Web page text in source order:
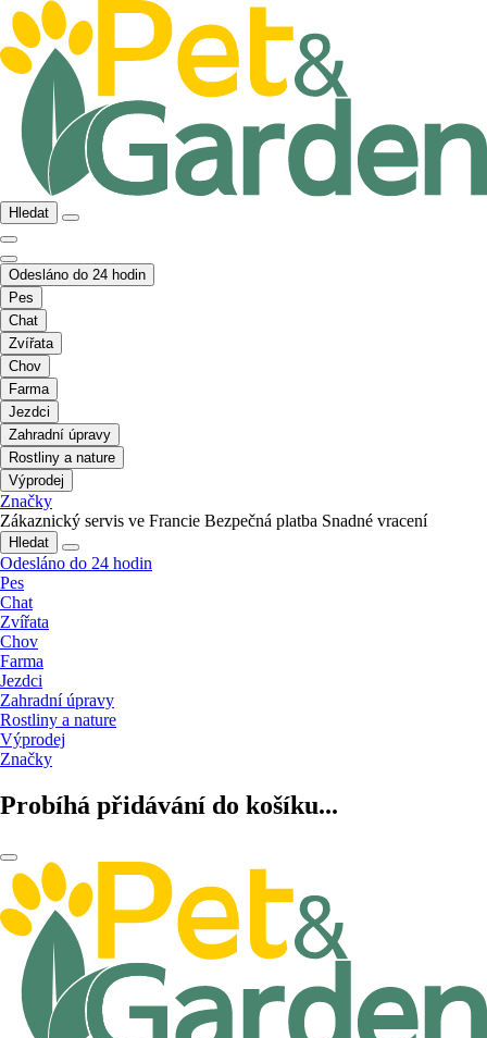
Hledat
Odesláno do 24 hodin
Pes
Chat
Zvířata
Chov
Farma
Jezdci
Zahradní úpravy
Rostliny a nature
Výprodej
Značky
Zákaznický servis ve Francie Bezpečná platba Snadné vracení
Hledat
Odesláno do 24 hodin
Pes
Chat
Zvířata
Chov
Farma
Jezdci
Zahradní úpravy
Rostliny a nature
Výprodej
Značky
Probíhá přidávání do košíku...